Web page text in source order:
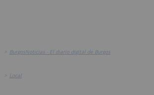
> BurgosNoticias - El diario digital de Burgos
> Local